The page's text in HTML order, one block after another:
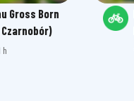
Gross Born
h